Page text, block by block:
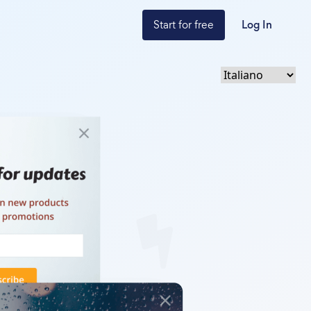
Start for free Log In